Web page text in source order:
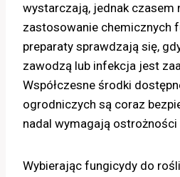
wystarczają, jednak czasem
zastosowanie chemicznych
preparaty sprawdzają się,
zawodzą lub infekcja jest
Współczesne środki
ogrodniczych są coraz
nadal wymagają
Wybierając fungicydy do